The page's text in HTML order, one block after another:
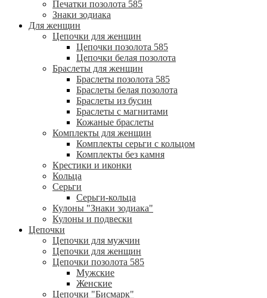
Печатки позолота 585
Знаки зодиака
Для женщин
Цепочки для женщин
Цепочки позолота 585
Цепочки белая позолота
Браслеты для женщин
Браслеты позолота 585
Браслеты белая позолота
Браслеты из бусин
Браслеты с магнитами
Кожаные браслеты
Комплекты для женщин
Комплекты серьги с кольцом
Комплекты без камня
Крестики и иконки
Кольца
Серьги
Серьги-кольца
Кулоны "Знаки зодиака"
Кулоны и подвески
Цепочки
Цепочки для мужчин
Цепочки для женщин
Цепочки позолота 585
Мужские
Женские
Цепочки "Бисмарк"